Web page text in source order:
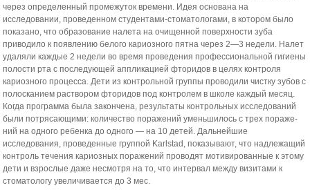
через определенный промежуток времени. Идея основана на
исследовании, проведенном студентами-стоматологами, в котором было
показано, что образование налета на очищенной поверхности зуба
приводило к появлению белого кариозного пятна через 2—3 недели. Налет
удаляли каждые 2 недели во время проведения профессиональной гигиены
полости рта с последующей аппли­кацией фторидов в целях контроля
кариозного процесса. Дети из контроль­ной группы проводили чистку зубов с
полосканием раствором фторидов под контролем в школе каждый месяц.
Когда программа была закончена, результаты контрольных исследований
были потрясающими: количество поражений уменьшилось с трех пораже­
ний на одного ребенка до одного — на 10 детей. Дальнейшие
исследования, проведенные группой Karlstad, показывают, что надлежащий
контроль течения кариозных поражений проводят мотивированные к этому
дети и взрослые даже несмотря на то, что интервал между визитами к
стоматологу увеличивается до 3 мес.